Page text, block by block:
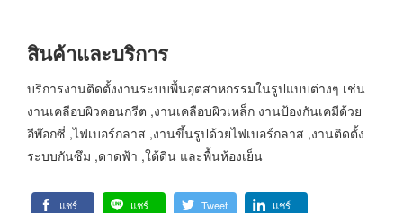
สินค้าและบริการ
บริการงานติดตั้งงานระบบพื้นอุตสาหกรรมในรูปแบบต่างๆ เช่น
งานเคลือบผิวคอนกรีต ,งานเคลือบผิวเหล็ก งานป้องกันเคมีด้วย
อีพ๊อกซี่ ,ไฟเบอร์กลาส ,งานขึ้นรูปด้วยไฟเบอร์กลาส ,งานติดตั้ง
ระบบกันซึม ,ดาดฟ้า ,ใต้ดิน และพื้นห้องเย็น
แชร์ แชร์ Tweet แชร์